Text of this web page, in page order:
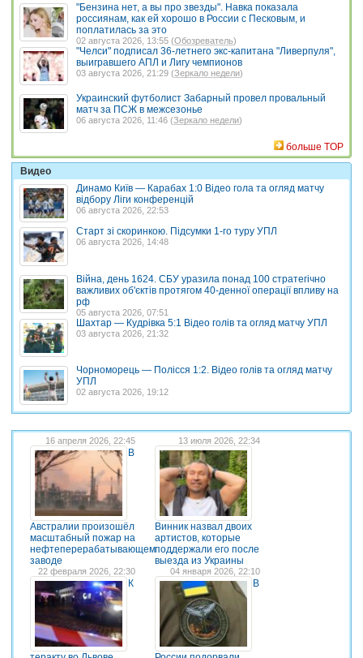
"Бензина нет, а вы про звезды". Навка показала
россиянам, как ей хорошо в России с Песковым, и
поплатилась за это
02 августа 2026, 13:55 (Обозреватель)
"Челси" подписал 36-летнего экс-капитана "Ливерпуля",
выигравшего АПЛ и Лигу чемпионов
03 августа 2026, 21:29 (Зеркало недели)
Украинский футболист Забарный провел провальный
матч за ПСЖ в межсезонье
06 августа 2026, 11:46 (Зеркало недели)
больше TOP
Видео
Динамо Київ — Карабах 1:0 Відео гола та огляд матчу
відбору Ліги конференцій
06 августа 2026, 22:53
Старт зі скоринкою. Підсумки 1-го туру УПЛ
06 августа 2026, 14:48
Війна, день 1624. СБУ уразила понад 100 стратегічно
важливих об'єктів протягом 40-денної операції впливу на
рф
05 августа 2026, 07:51
Шахтар — Кудрівка 5:1 Відео голів та огляд матчу УПЛ
03 августа 2026, 21:32
Чорноморець — Полісся 1:2. Відео голів та огляд матчу
УПЛ
02 августа 2026, 19:12
16 апреля 2026, 22:45
В
Австралии произошёл
масштабный пожар на
нефтеперерабатывающем
заводе
13 июля 2026, 22:34
Винник назвал двоих
артистов, которые
поддержали его после
выезда из Украины
22 февраля 2026, 22:30
К
04 января 2026, 22:10
В